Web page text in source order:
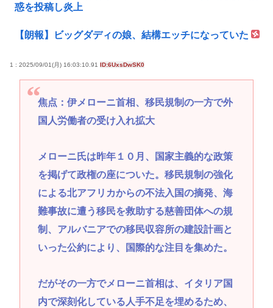
惑を投稿し炎上
【朗報】ビッグダディの娘、結構エッチになっていた
1 : 2025/09/01(月) 16:03:10.91 ID:6UxsDwSK0
焦点：伊メローニ首相、移民規制の一方で外
国人労働者の受け入れ拡大
メローニ氏は昨年１０月、国家主義的な政策
を掲げて政権の座についた。移民規制の強化
による北アフリカからの不法入国の摘発、海
難事故に遭う移民を救助する慈善団体への規
制、アルバニアでの移民収容所の建設計画と
いった公約により、国際的な注目を集めた。
だがその一方でメローニ首相は、イタリア国
内で深刻化している人手不足を埋めるため、